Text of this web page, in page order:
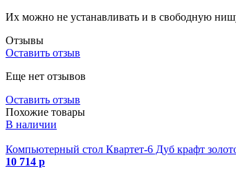
Их можно не устанавливать и в свободную
Отзывы
Оставить отзыв
Еще нет отзывов
Оставить отзыв
Похожие товары
В наличии
Компьютерный стол Квартет-6 Дуб крафт
10 714 р